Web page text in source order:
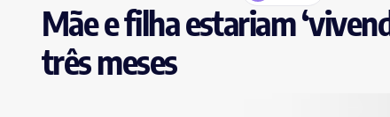
Mãe e filha estariam
três meses